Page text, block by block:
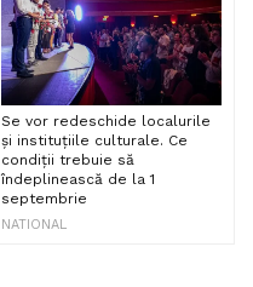
Se vor redeschide localurile
și instituțiile culturale. Ce
condiții trebuie să
îndeplinească de la 1
septembrie
NATIONAL